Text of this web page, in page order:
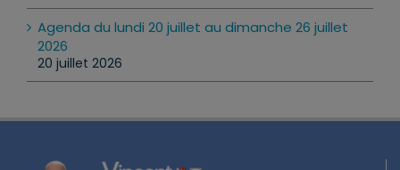
Agenda du lundi 20 juillet au dimanche 26 juillet
2026
20 juillet 2026